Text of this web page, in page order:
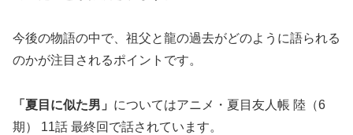
今後の物語の中で、祖父と龍の過去がどのように語られる
のかが注目されるポイントです。
「夏目に似た男」 についてはアニメ・夏目友人帳 陸（6
期） 11話 最終回で話されています。